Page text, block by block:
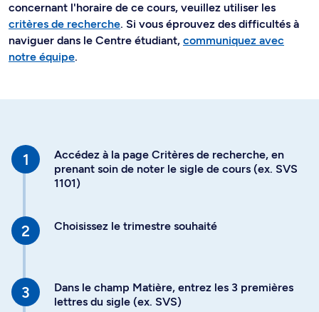
concernant l'horaire de ce cours, veuillez utiliser les
critères de recherche. Si vous éprouvez des difficultés à
naviguer dans le Centre étudiant, communiquez avec
notre équipe.
Accédez à la page Critères de recherche, en
prenant soin de noter le sigle de cours (ex. SVS
1101)
Choisissez le trimestre souhaité
Dans le champ Matière, entrez les 3 premières
lettres du sigle (ex. SVS)